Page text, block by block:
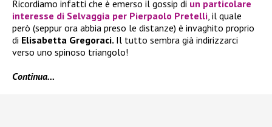
Ricordiamo infatti che è emerso il gossip di un particolare
interesse di Selvaggia per Pierpaolo Pretelli , il quale
però (seppur ora abbia preso le distanze) è invaghito proprio
di Elisabetta Gregoraci. Il tutto sembra già indirizzarci
verso uno spinoso triangolo!
Continua…